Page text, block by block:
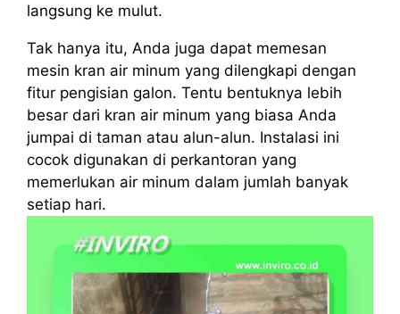
langsung ke mulut.
Tak hanya itu, Anda juga dapat memesan
mesin kran air minum yang dilengkapi dengan
fitur pengisian galon. Tentu bentuknya lebih
besar dari kran air minum yang biasa Anda
jumpai di taman atau alun-alun. Instalasi ini
cocok digunakan di perkantoran yang
memerlukan air minum dalam jumlah banyak
setiap hari.